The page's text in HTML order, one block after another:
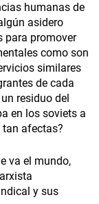
humanas de
asidero
para promover
como son
similares
de cada
residuo del
en los soviets a
afectas?
va el mundo,
y sus